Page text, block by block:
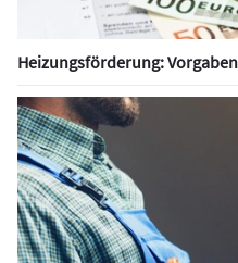
Heizungsförderung: